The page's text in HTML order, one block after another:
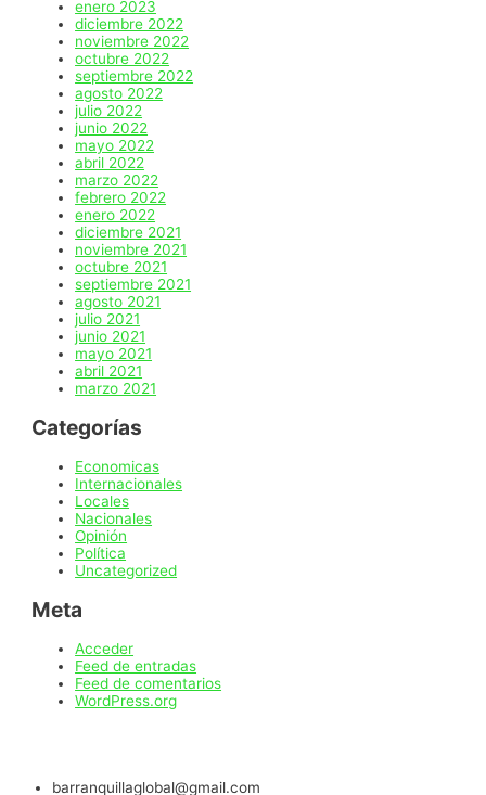
enero 2023
diciembre 2022
noviembre 2022
octubre 2022
septiembre 2022
agosto 2022
julio 2022
junio 2022
mayo 2022
abril 2022
marzo 2022
febrero 2022
enero 2022
diciembre 2021
noviembre 2021
octubre 2021
septiembre 2021
agosto 2021
julio 2021
junio 2021
mayo 2021
abril 2021
marzo 2021
Categorías
Economicas
Internacionales
Locales
Nacionales
Opinión
Política
Uncategorized
Meta
Acceder
Feed de entradas
Feed de comentarios
WordPress.org
barranquillaglobal@gmail.com